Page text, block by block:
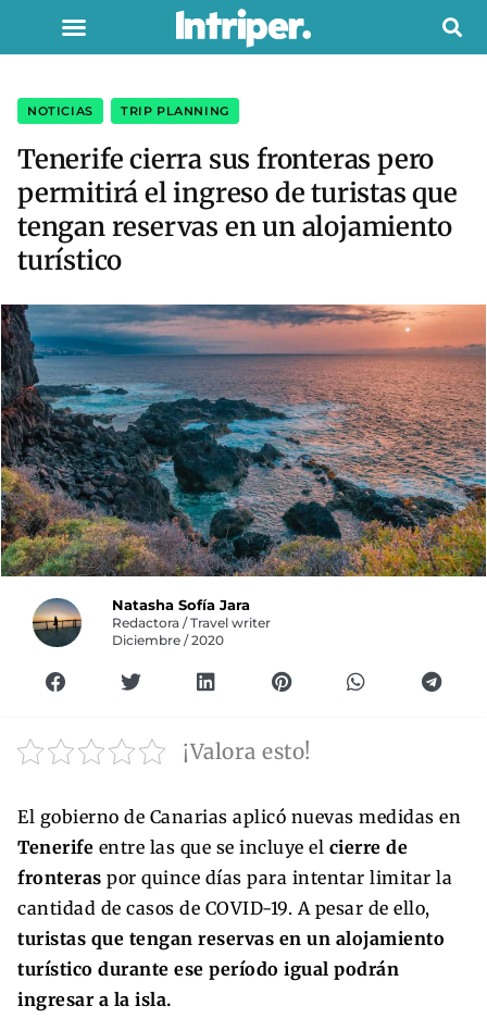
NOTICIAS TRIP PLANNING
Tenerife cierra sus fronteras pero
permitirá el ingreso de turistas que
tengan reservas en un alojamiento
turístico
Natasha Sofía Jara
Redactora / Travel writer
Diciembre / 2020
¡Valora esto!
El gobierno de Canarias aplicó nuevas medidas en
Tenerife entre las que se incluye el cierre de
fronteras por quince días para intentar limitar la
cantidad de casos de COVID-19. A pesar de ello,
turistas que tengan reservas en un alojamiento
turístico durante ese período igual podrán
ingresar a la isla.